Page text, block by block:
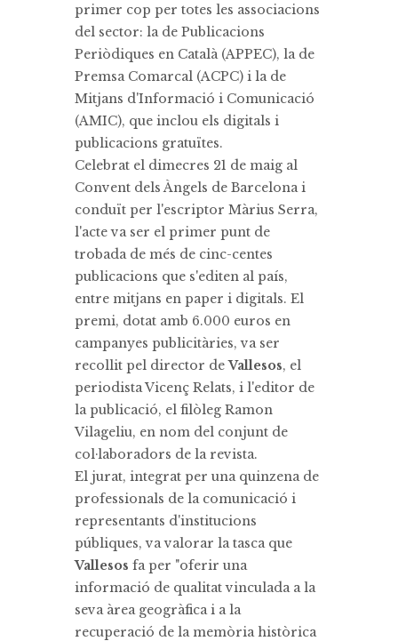
primer cop per totes les associacions
del sector: la de Publicacions
Periòdiques en Català (APPEC), la de
Premsa Comarcal (ACPC) i la de
Mitjans d'Informació i Comunicació
(AMIC), que inclou els digitals i
publicacions gratuïtes.
Celebrat el dimecres 21 de maig al
Convent dels Àngels de Barcelona i
conduït per l'escriptor Màrius Serra,
l'acte va ser el primer punt de
trobada de més de cinc-centes
publicacions que s'editen al país,
entre mitjans en paper i digitals. El
premi, dotat amb 6.000 euros en
campanyes publicitàries, va ser
recollit pel director deVallesos, el
periodista Vicenç Relats, i l'editor de
la publicació, el filòleg Ramon
Vilageliu, en nom del conjunt de
col·laboradors de la revista.
El jurat, integrat per una quinzena de
professionals de la comunicació i
representants d'institucions
públiques, va valorar la tasca que
Vallesos fa per "oferir una
informació de qualitat vinculada a la
seva àrea geogràfica i a la
recuperació de la memòria històrica